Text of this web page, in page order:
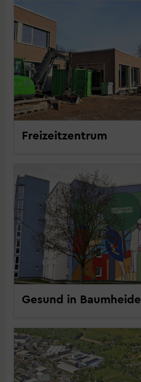
Freizeitzentrum
Gesund in Baumheide